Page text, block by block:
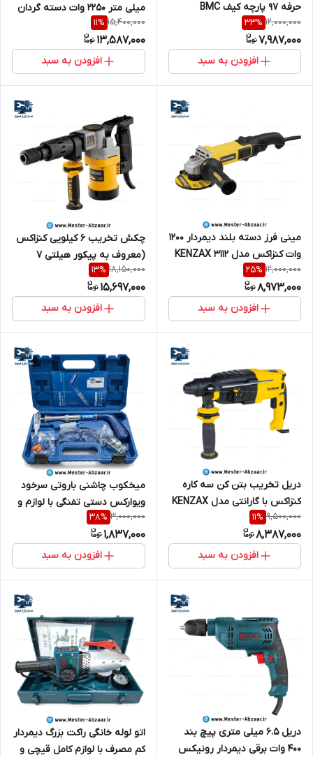
حرفه 97 پارچه کیف BMC
KDG-3580
12,000,000
33%
7,987,000
افزودن به سبد
میلی متر 2250 وات دسته گردان
چرخشی کنزاکس با گارانتی مدل
KENZAX 3158
15,400,000
11%
13,587,000
افزودن به سبد
مینی فرز دسته بلند دیمردار 1200
وات کنزاکس مدل KENZAX 3112
با گارانتی
12,000,000
25%
8,973,000
افزودن به سبد
چکش تخریب 6 کیلویی کنزاکس
(معروف به پیکور هیلتی 7
KDH-2810
18,150,000
13%
15,697,000
افزودن به سبد
دریل تخریب بتن کن سه کاره
کنزاکس با گارانتی مدل KENZAX
2902 سه کیلویی
9,500,000
11%
8,387,000
افزودن به سبد
میخکوب چاشنی باروتی سرخود
ویوارکس دستی تفنگی با لوازم و
کیف مدل VIVAREX VR3310-MF
3,000,000
38%
1,837,000
افزودن به سبد
دریل 6.5 میلی متری پیچ بند
400 وات برقی دیمردار رونیکس
اتو لوله خانگی راکت بزرگ دیمردار
کم مصرف با لوازم کامل قیچی و